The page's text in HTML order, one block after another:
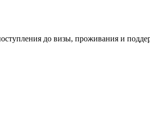
до визы, проживания и